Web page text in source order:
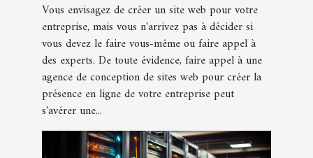
Vous envisagez de créer un site web pour votre
entreprise, mais vous n'arrivez pas à décider si
vous devez le faire vous-même ou faire appel à
des experts. De toute évidence, faire appel à une
agence de conception de sites web pour créer la
présence en ligne de votre entreprise peut
s'avérer une...